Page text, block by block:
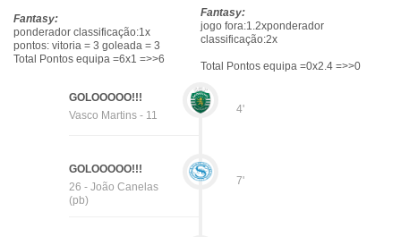
Fantasy:
ponderador classificação:1x
pontos: vitoria = 3 goleada = 3
Total Pontos equipa =6x1 =>>6
Fantasy:
jogo fora:1.2xponderador
classificação:2x
Total Pontos equipa =0x2.4 =>>0
4'
GOLOOOOO!!!
Vasco Martins - 11
7'
GOLOOOOO!!!
26 - João Canelas
(pb)